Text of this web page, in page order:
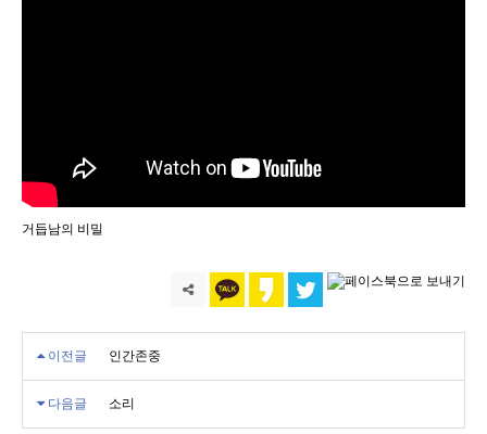
거듭남의 비밀
이전글 인간존중
다음글 소리